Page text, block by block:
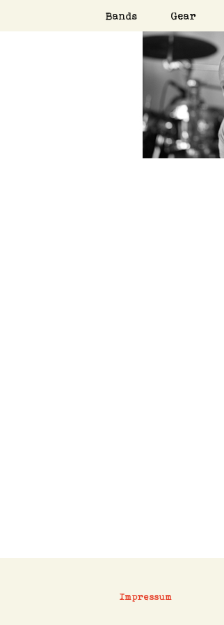
Inhalt
springen
Bands Gear
Drums,
Impressum